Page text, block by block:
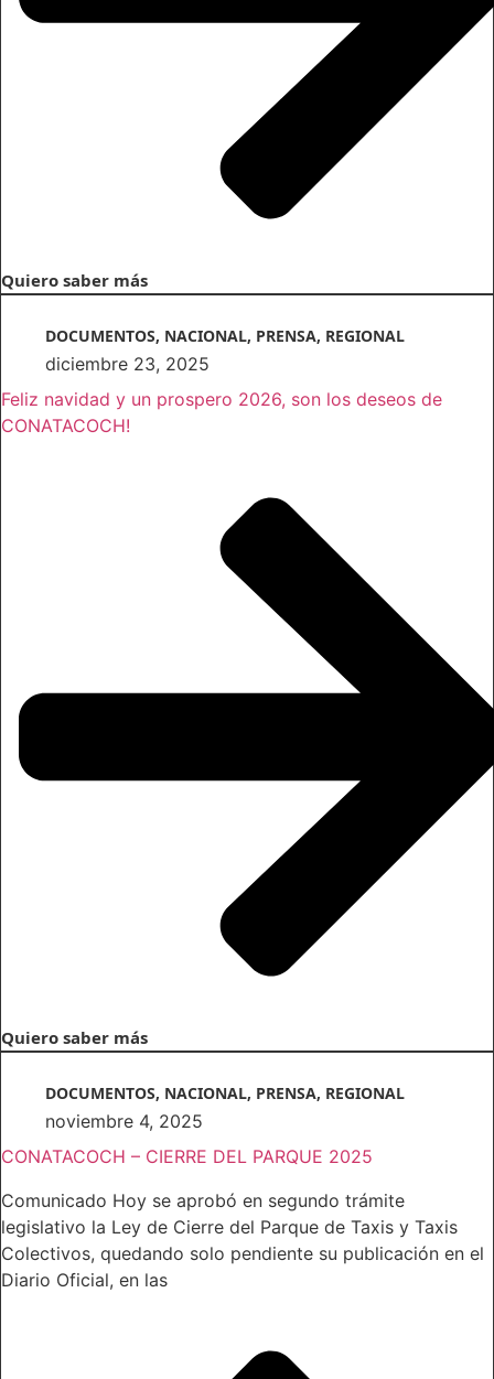
Quiero saber más
DOCUMENTOS, NACIONAL, PRENSA, REGIONAL
diciembre 23, 2025
Feliz navidad y un prospero 2026, son los deseos de
CONATACOCH!
Quiero saber más
DOCUMENTOS, NACIONAL, PRENSA, REGIONAL
noviembre 4, 2025
CONATACOCH – CIERRE DEL PARQUE 2025
Comunicado Hoy se aprobó en segundo trámite
legislativo la Ley de Cierre del Parque de Taxis y Taxis
Colectivos, quedando solo pendiente su publicación en el
Diario Oficial, en las